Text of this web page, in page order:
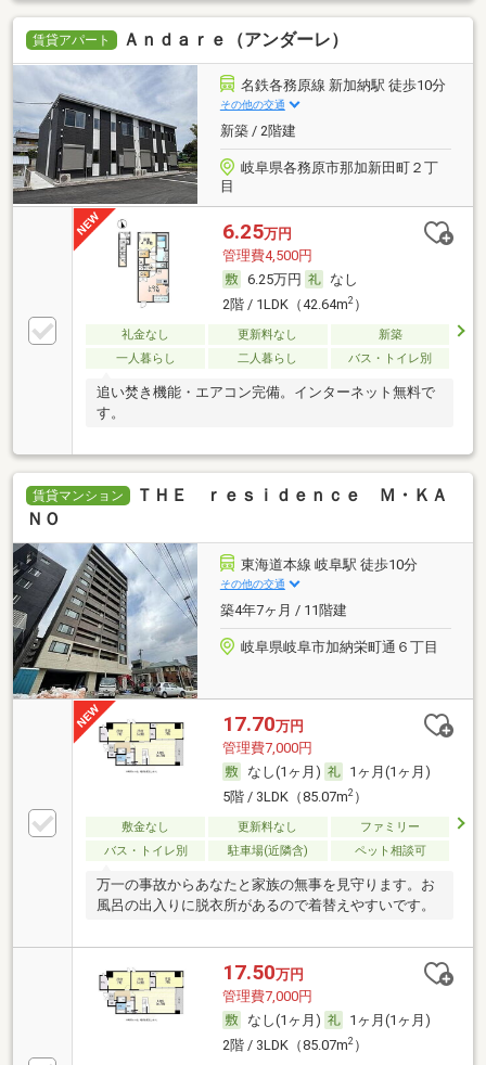
賃貸アパート Ａｎｄａｒｅ（アンダーレ）
名鉄各務原線 新加納駅 徒歩10分
その他の交通
新築 / 2階建
岐阜県各務原市那加新田町２丁
目
6.25万円
管理費4,500円
6.25万円
なし
2階 / 1LDK（42.64m2）
礼金なし 更新料なし
新築
一人暮らし
二人暮らし バス・トイレ別
追い焚き機能・エアコン完備。インターネット無料で
す。
賃貸マンション
ＴＨＥ ｒｅｓｉｄｅｎｃｅ Ｍ・ＫＡ
ＮＯ
東海道本線 岐阜駅 徒歩10分
その他の交通
築4年7ヶ月 / 11階建
岐阜県岐阜市加納栄町通６丁目
17.70万円
管理費7,000円
なし(1ヶ月)
1ヶ月(1ヶ月)
5階 / 3LDK（85.07m2）
敷金なし 更新料なし
ファミリー
バス・トイレ別
駐車場(近隣含) ペット相談可
万一の事故からあなたと家族の無事を見守ります。お
風呂の出入りに脱衣所があるので着替えやすいです。
17.50万円
管理費7,000円
なし(1ヶ月)
1ヶ月(1ヶ月)
2階 / 3LDK（85.07m2）